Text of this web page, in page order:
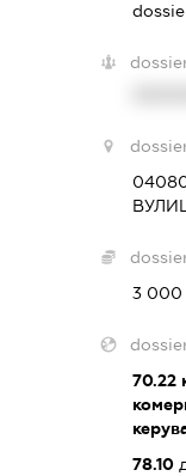
3 000
70.22
78.10